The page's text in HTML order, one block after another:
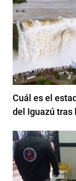
Cuál es el
del Iguazú tras